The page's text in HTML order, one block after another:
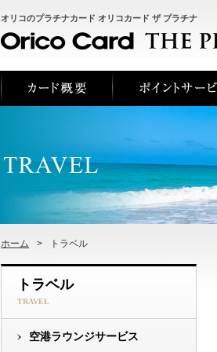
オリコのプラチナカード オリコカード ザ プラチナ
ホーム > トラベル
トラベル
TRAVEL
空港ラウンジサービス